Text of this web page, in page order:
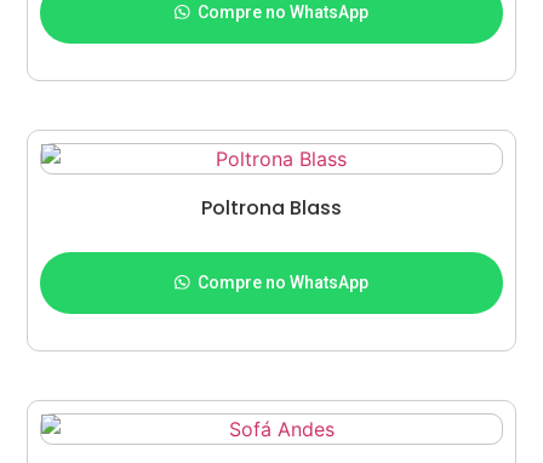
Compre no WhatsApp
Poltrona Blass
Compre no WhatsApp